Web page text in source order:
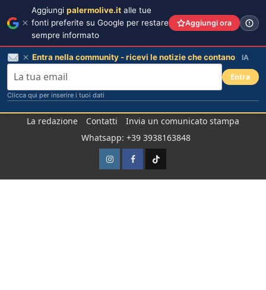
La redazione Contatti
Invia un comunicato stampa
Whatsapp: +39 3938163848
InstagramFacebook
TikTok
Aggiungi palermolive.it alle tue
fonti preferite su Google per restare
sempre informato
Aggiungi ora
Entra nella community - ricevi le notizie che contano IA
Entra
Clicca qui per inserire i tuoi dati